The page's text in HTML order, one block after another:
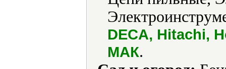
DECA, Hitachi,
МАК.